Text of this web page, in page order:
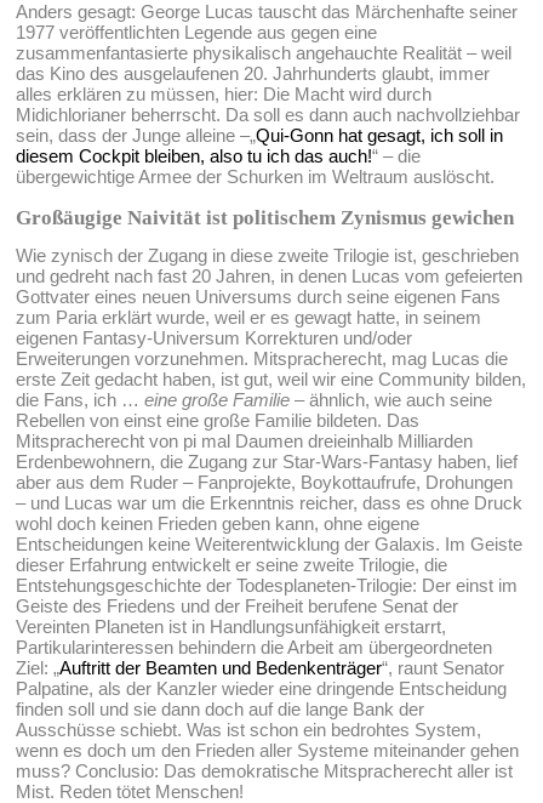
Anders gesagt: George Lucas tauscht das Märchenhafte seiner
1977 veröffentlichten Legende aus gegen eine
zusammenfantasierte physikalisch angehauchte Realität – weil
das Kino des ausgelaufenen 20. Jahrhunderts glaubt, immer
alles erklären zu müssen, hier: Die Macht wird durch
Midichlorianer beherrscht. Da soll es dann auch nachvollziehbar
sein, dass der Junge alleine –„Qui-Gonn hat gesagt, ich soll in
diesem Cockpit bleiben, also tu ich das auch!“ – die
übergewichtige Armee der Schurken im Weltraum auslöscht.
Großäugige Naivität ist politischem Zynismus gewichen
Wie zynisch der Zugang in diese zweite Trilogie ist, geschrieben
und gedreht nach fast 20 Jahren, in denen Lucas vom gefeierten
Gottvater eines neuen Universums durch seine eigenen Fans
zum Paria erklärt wurde, weil er es gewagt hatte, in seinem
eigenen Fantasy-Universum Korrekturen und/oder
Erweiterungen vorzunehmen. Mitspracherecht, mag Lucas die
erste Zeit gedacht haben, ist gut, weil wir eine Community bilden,
die Fans, ich …eine große Familie – ähnlich, wie auch seine
Rebellen von einst eine große Familie bildeten. Das
Mitspracherecht von pi mal Daumen dreieinhalb Milliarden
Erdenbewohnern, die Zugang zur Star-Wars-Fantasy haben, lief
aber aus dem Ruder – Fanprojekte, Boykottaufrufe, Drohungen
– und Lucas war um die Erkenntnis reicher, dass es ohne Druck
wohl doch keinen Frieden geben kann, ohne eigene
Entscheidungen keine Weiterentwicklung der Galaxis. Im Geiste
dieser Erfahrung entwickelt er seine zweite Trilogie, die
Entstehungsgeschichte der Todesplaneten-Trilogie: Der einst im
Geiste des Friedens und der Freiheit berufene Senat der
Vereinten Planeten ist in Handlungsunfähigkeit erstarrt,
Partikularinteressen behindern die Arbeit am übergeordneten
Ziel: „Auftritt der Beamten und Bedenkenträger“, raunt Senator
Palpatine, als der Kanzler wieder eine dringende Entscheidung
finden soll und sie dann doch auf die lange Bank der
Ausschüsse schiebt. Was ist schon ein bedrohtes System,
wenn es doch um den Frieden aller Systeme miteinander gehen
muss? Conclusio: Das demokratische Mitspracherecht aller ist
Mist. Reden tötet Menschen!